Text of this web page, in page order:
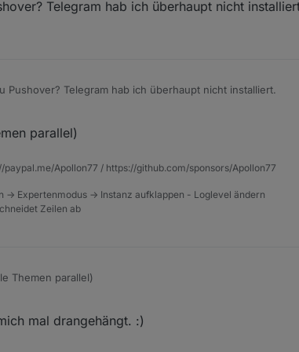
%s/g, obj.state.val).replace(/%id/g,
Telegram hab ich überhaupt nicht
Pushover? Telegram hab ich überhaupt nicht installiert.
parallel)
Apollon77 / https://github.com/sponsors/Apollon77
> Expertenmodus -> Instanz aufklappen - Loglevel ändern
Zeilen ab
Themen parallel)
mal drangehängt. :)